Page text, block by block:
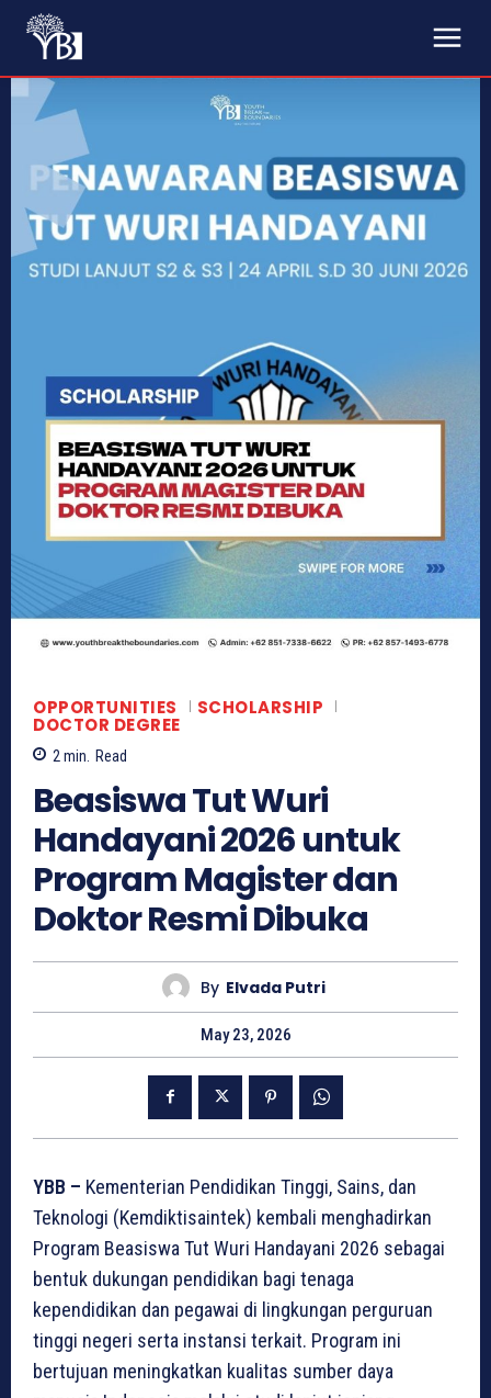
OPPORTUNITIES SCHOLARSHIP
DOCTOR DEGREE
2min. Read
Beasiswa Tut Wuri
Handayani 2026 untuk
Program Magister dan
Doktor Resmi Dibuka
By Elvada Putri
May 23, 2026
YBB – Kementerian Pendidikan Tinggi, Sains, dan
Teknologi (Kemdiktisaintek) kembali menghadirkan
Program Beasiswa Tut Wuri Handayani 2026 sebagai
bentuk dukungan pendidikan bagi tenaga
kependidikan dan pegawai di lingkungan perguruan
tinggi negeri serta instansi terkait. Program ini
bertujuan meningkatkan kualitas sumber daya